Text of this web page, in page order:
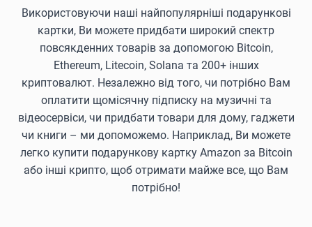
Використовуючи наші найпопулярніші подарункові
картки, Ви можете придбати широкий спектр
повсякденних товарів за допомогою Bitcoin,
Ethereum, Litecoin, Solana та 200+ інших
криптовалют. Незалежно від того, чи потрібно Вам
оплатити щомісячну підписку на музичні та
відеосервіси, чи придбати товари для дому, гаджети
чи книги – ми допоможемо. Наприклад, Ви можете
легко купити подарункову картку Amazon за Bitcoin
або інші крипто, щоб отримати майже все, що Вам
потрібно!